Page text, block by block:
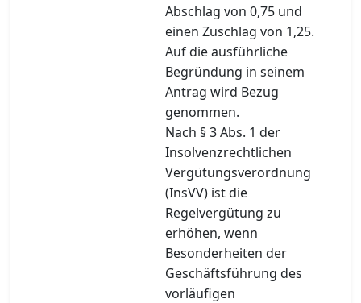
Abschlag von 0,75 und
einen Zuschlag von 1,25.
Auf die ausführliche
Begründung in seinem
Antrag wird Bezug
genommen.
Nach § 3 Abs. 1 der
Insolvenzrechtlichen
Vergütungsverordnung
(InsVV) ist die
Regelvergütung zu
erhöhen, wenn
Besonderheiten der
Geschäftsführung des
vorläufigen